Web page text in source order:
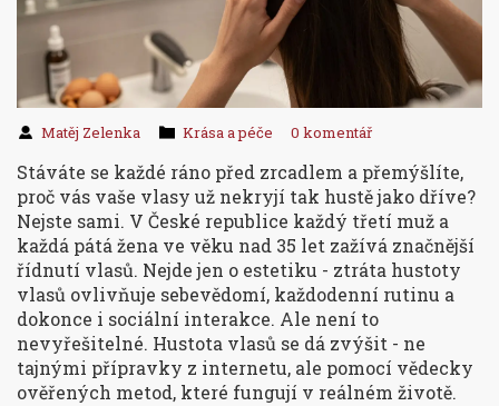
Matěj Zelenka Krása a péče 0 komentář
Stáváte se každé ráno před zrcadlem a přemýšlíte,
proč vás vaše vlasy už nekryjí tak hustě jako dříve?
Nejste sami. V České republice každý třetí muž a
každá pátá žena ve věku nad 35 let zažívá značnější
řídnutí vlasů. Nejde jen o estetiku - ztráta hustoty
vlasů ovlivňuje sebevědomí, každodenní rutinu a
dokonce i sociální interakce. Ale není to
nevyřešitelné. Hustota vlasů se dá zvýšit - ne
tajnými přípravky z internetu, ale pomocí vědecky
ověřených metod, které fungují v reálném životě.